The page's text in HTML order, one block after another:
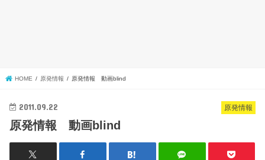
HOME 原発情報 原発情報 動画blind
原発情報
2011.09.22
原発情報 動画blind